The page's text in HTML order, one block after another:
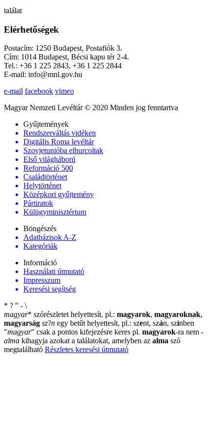
találat
Elérhetőségek
Postacím: 1250 Budapest, Postafiók 3.
Cím: 1014 Budapest, Bécsi kapu tér 2-4.
Tel.: +36 1 225 2843, +36 1 225 2844
E-mail: info@mnl.gov.hu
e-mail facebook vimeo
Magyar Nemzeti Levéltár © 2020 Minden jog fenntartva
Gyűjtemények
Rendszerváltás vidéken
Digitális Roma levéltár
Szovjetunióba elhurcoltak
Első világháború
Reformáció 500
Családtörténet
Helytörténet
Középkori gyűjtemény
Pártiratok
Külügyminisztérium
Böngészés
Adatbázisok A-Z
Kategóriák
Információ
Használati útmutató
Impresszum
Keresési segítség
* ? " - \
magyar* szórészletet helyettesít, pl.: magyarok, magyaroknak,
magyarság sz?n egy betűt helyettesít, pl.: szent, szán, színben
"magyar" csak a pontos kifejezésre keres pl. magyarok-ra nem -
alma kihagyja azokat a találatokat, amelyben az alma szó
megtalálható Részletes keresési útmutató